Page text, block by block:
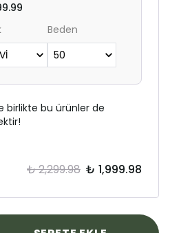
Beden
birlikte bu ürünler de
₺ 2,299.98 ₺ 1,999.98